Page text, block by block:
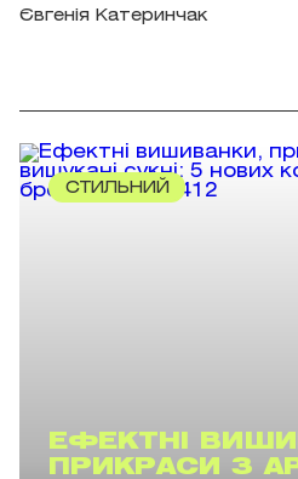
Євгенія Катеринчак
СТИЛЬНИЙ
ЕФЕКТНІ
ПРИКРАСИ З